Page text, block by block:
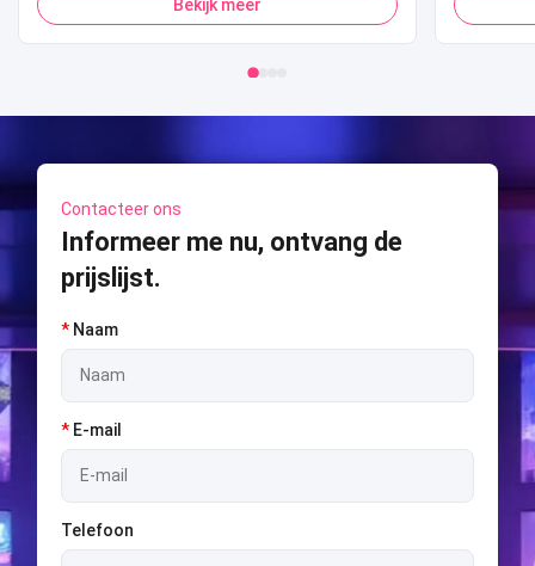
winkelcentrum
Bekijk meer
Contacteer ons
Informeer me nu, ontvang de
prijslijst.
* Naam
* E-mail
Telefoon